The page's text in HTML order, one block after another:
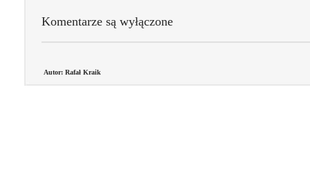
Komentarze są wyłączone
Autor: Rafał Kraik